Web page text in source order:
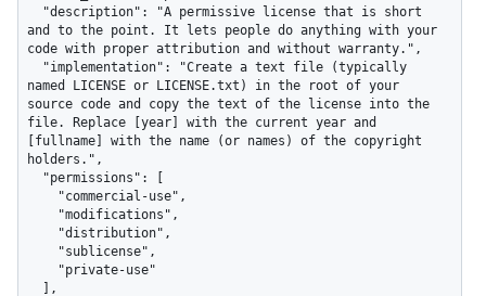
and to the point. It lets people do anything with your
code with proper attribution and without warranty.",
named LICENSE or LICENSE.txt) in the root of your
source code and copy the text of the license into the
file. Replace [year] with the current year and
[fullname] with the name (or names) of the copyright
holders.",